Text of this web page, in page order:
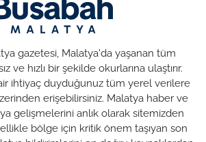
gazetesi, Malatya'da yaşanan tüm
ve hızlı bir şekilde okurlarına ulaştırır.
ihtiyaç duyduğunuz tüm yerel verilere
erişebilirsiniz. Malatya haber ve
gelişmelerini anlık olarak sitemizden
bölge için kritik önem taşıyan son